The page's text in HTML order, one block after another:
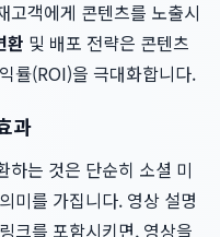
고객에게 콘텐츠를 노출시
환 및 배포 전략은 콘텐츠
률(ROI)을 극대화합니다.
과
하는 것은 단순히 소셜 미
미를 가집니다. 영상 설명
크를 포함시키면, 영상을